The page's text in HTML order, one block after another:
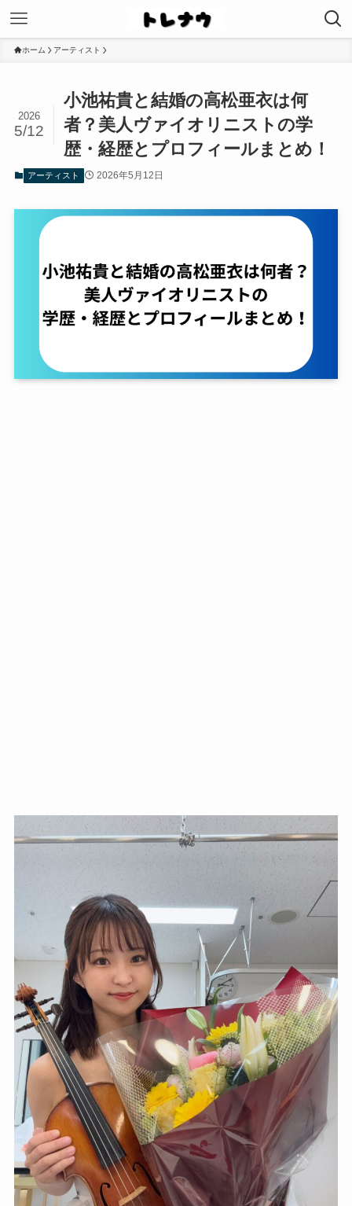
ホーム アーティスト
小池祐貴と結婚の高松亜衣は何
者？美人ヴァイオリニストの学
歴・経歴とプロフィールまとめ！
2026
5/12
アーティスト 2026年5月12日